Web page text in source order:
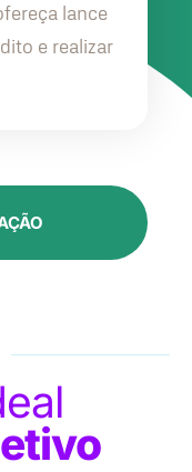
lance
e realizar